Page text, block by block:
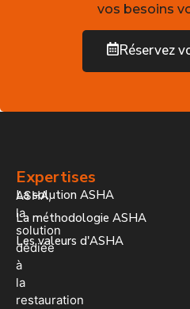
vos besoins
Réservez
ASHA,
la
solution
dédiée
à
la
restauration
Expertises
La solution ASHA
La méthodologie ASHA
Les valeurs d'ASHA